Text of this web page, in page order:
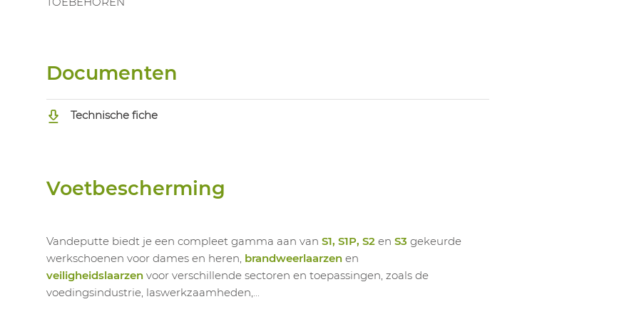
Documenten
Technische fiche
Voetbescherming
Vandeputte biedt je een compleet gamma aan van S1, S1P, S2 en S3 gekeurde
werkschoenen voor dames en heren, brandweerlaarzen en
veiligheidslaarzen voor verschillende sectoren en toepassingen, zoals de
voedingsindustrie, laswerkzaamheden,...